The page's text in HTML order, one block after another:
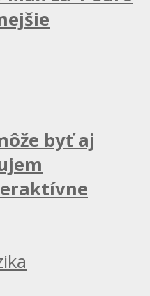
byť aj